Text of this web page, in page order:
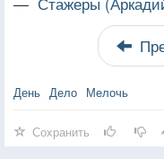
День Дело Мелочь
Сохранить